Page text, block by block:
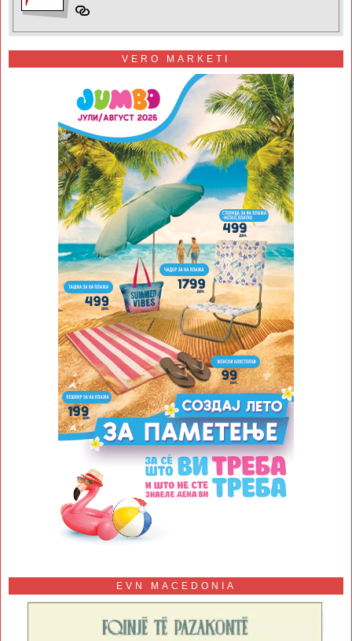
VERO MARKETI
EVN MACEDONIA